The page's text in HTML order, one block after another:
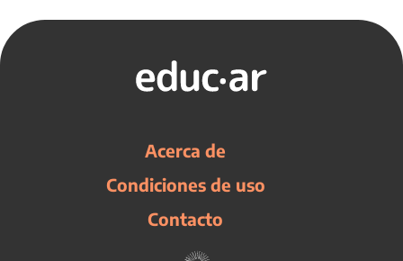
Acerca de
Condiciones de uso
Contacto